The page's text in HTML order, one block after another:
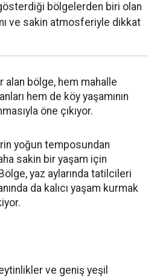
bölgelerden biri olan
ve sakin atmosferiyle dikkat
alan bölge, hem mahalle
hem de köy yaşamının
öne çıkıyor.
yoğun temposundan
sakin bir yaşam için
yaz aylarında tatilcileri
da kalıcı yaşam kurmak
ve geniş yeşil